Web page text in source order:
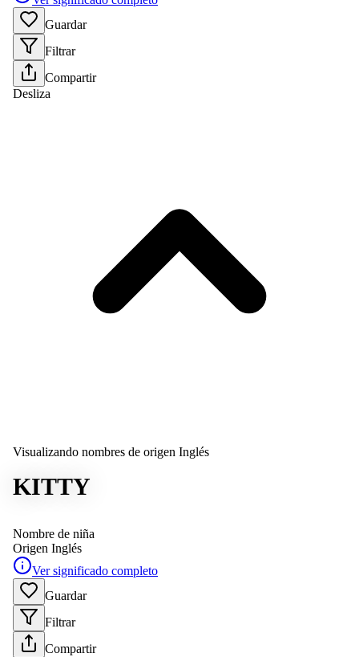
Guardar
Filtrar
Compartir
Desliza
Visualizando nombres de origen Inglés
KITTY
Nombre de niña
Origen Inglés
Ver significado completo
Guardar
Filtrar
Compartir